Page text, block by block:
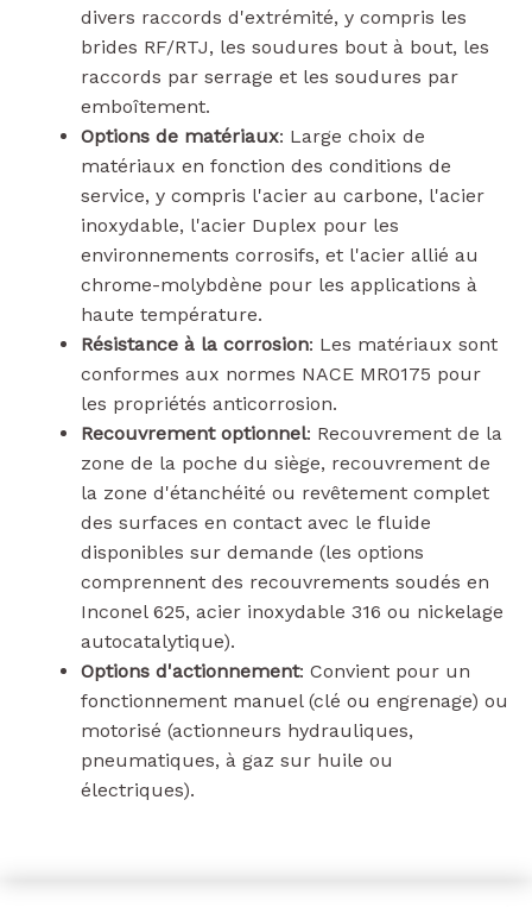
divers raccords d'extrémité, y compris les
brides RF/RTJ, les soudures bout à bout, les
raccords par serrage et les soudures par
emboîtement.
Options de matériaux: Large choix de
matériaux en fonction des conditions de
service, y compris l'acier au carbone, l'acier
inoxydable, l'acier Duplex pour les
environnements corrosifs, et l'acier allié au
chrome-molybdène pour les applications à
haute température.
Résistance à la corrosion: Les matériaux sont
conformes aux normes NACE MR0175 pour
les propriétés anticorrosion.
Recouvrement optionnel: Recouvrement de la
zone de la poche du siège, recouvrement de
la zone d'étanchéité ou revêtement complet
des surfaces en contact avec le fluide
disponibles sur demande (les options
comprennent des recouvrements soudés en
Inconel 625, acier inoxydable 316 ou nickelage
autocatalytique).
Options d'actionnement: Convient pour un
fonctionnement manuel (clé ou engrenage) ou
motorisé (actionneurs hydrauliques,
pneumatiques, à gaz sur huile ou
électriques).